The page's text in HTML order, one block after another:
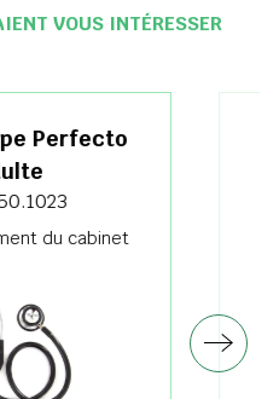
VOUS INTÉRESSER
Perfecto
du cabinet